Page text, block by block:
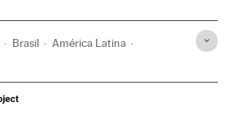
Brasil América Latina